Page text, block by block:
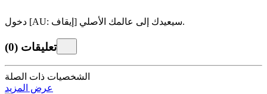
دخول [AU: إيقاف] سيعيدك إلى عالمك الأصلي.
تعليقات (
0
)
الشخصيات ذات الصلة
عرض المزيد